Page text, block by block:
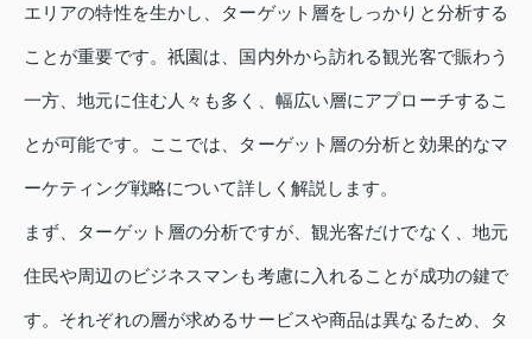
エリアの特性を生かし、ターゲット層をしっかりと分析する
ことが重要です。祇園は、国内外から訪れる観光客で賑わう
一方、地元に住む人々も多く、幅広い層にアプローチするこ
とが可能です。ここでは、ターゲット層の分析と効果的なマ
ーケティング戦略について詳しく解説します。
まず、ターゲット層の分析ですが、観光客だけでなく、地元
住民や周辺のビジネスマンも考慮に入れることが成功の鍵で
す。それぞれの層が求めるサービスや商品は異なるため、タ